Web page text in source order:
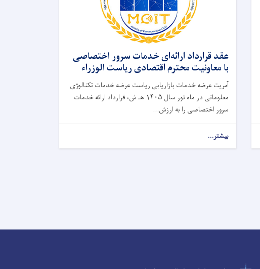
عقد قرارداد ارائه‌ای خدمات سرور اختصاصی
با معاونیت محترم اقتصادی ریاست الوزراء
آمریت عرضه‌ خدمات بازاریابی ریاست عرضه خدمات تکنالوژی
معلوماتی در ماه ثور سال ۱۴۰۵ هـ ش، قرارداد ارائه خدمات
سرور اختصاصی را به ارزش...
بیشتر...